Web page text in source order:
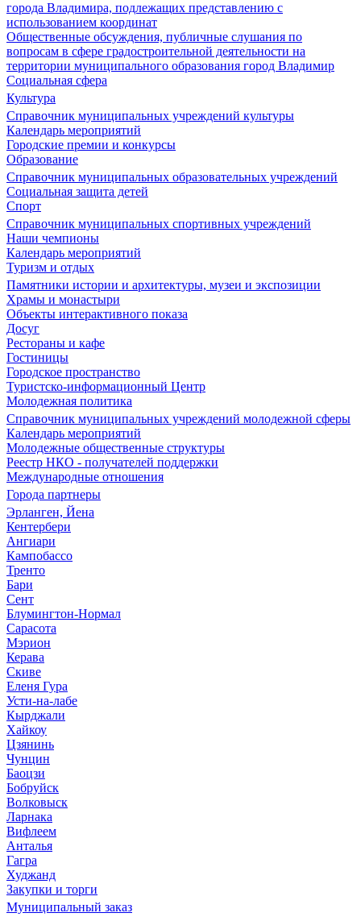
города Владимира, подлежащих представлению с
использованием координат
Общественные обсуждения, публичные слушания по
вопросам в сфере градостроительной деятельности на
территории муниципального образования город Владимир
Социальная сфера
Культура
Справочник муниципальных учреждений культуры
Календарь мероприятий
Городские премии и конкурсы
Образование
Справочник муниципальных образовательных учреждений
Социальная защита детей
Спорт
Справочник муниципальных спортивных учреждений
Наши чемпионы
Календарь мероприятий
Туризм и отдых
Памятники истории и архитектуры, музеи и экспозиции
Храмы и монастыри
Объекты интерактивного показа
Досуг
Рестораны и кафе
Гостиницы
Городское пространство
Туристско-информационный Центр
Молодежная политика
Справочник муниципальных учреждений молодежной сферы
Календарь мероприятий
Молодежные общественные структуры
Реестр НКО - получателей поддержки
Международные отношения
Города партнеры
Эрланген, Йена
Кентербери
Ангиари
Кампобассо
Тренто
Бари
Сент
Блумингтон-Нормал
Сарасота
Мэрион
Керава
Скиве
Еленя Гура
Усти-на-лабе
Кырджали
Хайкоу
Цзянинь
Чунцин
Баоцзи
Бобруйск
Волковыск
Ларнака
Вифлеем
Анталья
Гагра
Худжанд
Закупки и торги
Муниципальный заказ